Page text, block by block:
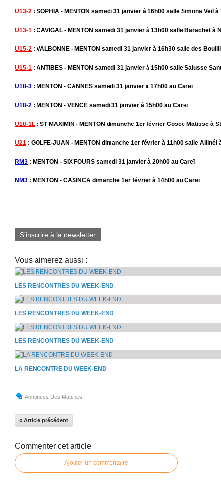
U13-2 : SOPHIA - MENTON samedi 31 janvier à 16h00 salle Simona Veil à
U13-1 : CAVIGAL - MENTON samedi 31 janvier à 13h00 salle Barachet à
U15-2 : VALBONNE - MENTON samedi 31 janvier à 16h30 salle des
U15-1 : ANTIBES - MENTON samedi 31 janvier à 15h00 salle Salusse
U18-3 : MENTON - CANNES samedi 31 janvier à 17h00 au Careï
U18-2 : MENTON - VENCE samedi 31 janvier à 15h00 au Careï
U18-1L : ST MAXIMIN - MENTON dimanche 1er février Cosec Matisse à
U21 : GOLFE-JUAN - MENTON dimanche 1er février à 11h00 salle Allinéi
RM3 : MENTON - SIX FOURS samedi 31 janvier à 20h00 au Careï
NM3 : MENTON - CASINCA dimanche 1er février à 14h00 au Careï
S'inscrire à la newsletter
Vous aimerez aussi :
LES RENCONTRES DU WEEK-END
LES RENCONTRES DU WEEK-END
LES RENCONTRES DU WEEK-END
LA RENCONTRE DU WEEK-END
Annonces Des Matches
« Article précédent
Commenter cet article
Ajouter un commentaire